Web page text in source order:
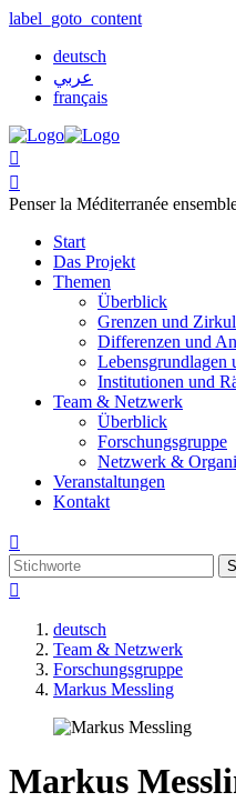
label_goto_content
deutsch
عربي
français


Penser la Méditerranée
Start
Das Projekt
Themen
Überblick
Grenzen und
Differenzen und
Lebensgrundlagen
Institutionen und
Team & Netzwerk
Überblick
Forschungsgruppe
Netzwerk &
Veranstaltungen
Kontakt


deutsch
Team & Netzwerk
Forschungsgruppe
Markus Messling
Markus